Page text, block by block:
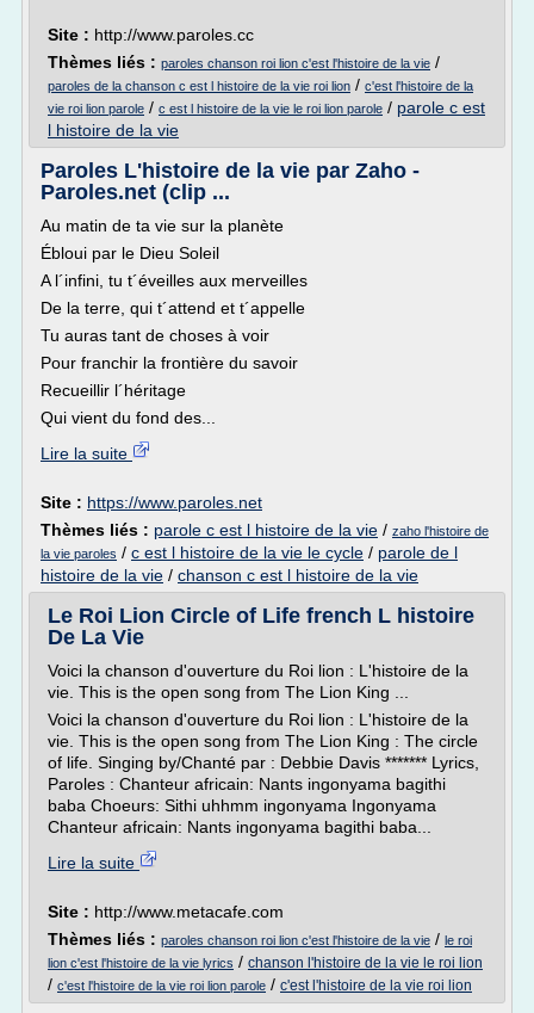
Site : http://www.paroles.cc
Thèmes liés : paroles chanson roi lion c'est l'histoire de la vie /
paroles de la chanson c est l histoire de la vie roi lion / c'est l'histoire de la
vie roi lion parole / c est l histoire de la vie le roi lion parole / parole c est
l histoire de la vie
Paroles L'histoire de la vie par Zaho -
Paroles.net (clip ...
Au matin de ta vie sur la planète
Ébloui par le Dieu Soleil
A l´infini, tu t´éveilles aux merveilles
De la terre, qui t´attend et t´appelle
Tu auras tant de choses à voir
Pour franchir la frontière du savoir
Recueillir l´héritage
Qui vient du fond des...
Lire la suite
Site : https://www.paroles.net
Thèmes liés : parole c est l histoire de la vie / zaho l'histoire de
la vie paroles / c est l histoire de la vie le cycle / parole de l
histoire de la vie / chanson c est l histoire de la vie
Le Roi Lion Circle of Life french L histoire
De La Vie
Voici la chanson d'ouverture du Roi lion : L'histoire de la
vie. This is the open song from The Lion King ...
Voici la chanson d'ouverture du Roi lion : L'histoire de la
vie. This is the open song from The Lion King : The circle
of life. Singing by/Chanté par : Debbie Davis ******* Lyrics,
Paroles : Chanteur africain: Nants ingonyama bagithi
baba Choeurs: Sithi uhhmm ingonyama Ingonyama
Chanteur africain: Nants ingonyama bagithi baba...
Lire la suite
Site : http://www.metacafe.com
Thèmes liés : paroles chanson roi lion c'est l'histoire de la vie / le roi
lion c'est l'histoire de la vie lyrics / chanson l'histoire de la vie le roi lion
/ c'est l'histoire de la vie roi lion parole / c'est l'histoire de la vie roi lion